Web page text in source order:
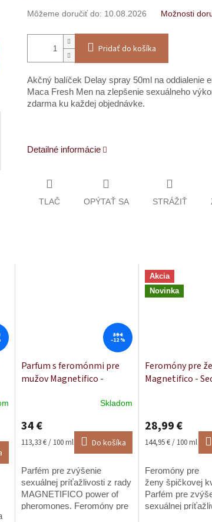
Môžeme doručiť do: 10.08.2026 Možnosti
Pridať do košíka
Akčný balíček Delay spray 50ml na oddialenie
Maca Fresh Men na zlepšenie sexuálneho
zdarma ku každej objednávke.
Detailné informácie
TLAČ OPÝTAŤ SA STRÁŽIŤ
39 €
–12 %
Parfum s feromónmi pre
mužov Magnetifico -
produktu
je
5
hviezdičiek.
Skladom
34 €
Jednotková
113,33 € / 100 ml Do košíka
Parfém pre zvýšenie
sexuálnej príťažlivosti z rady
MAGNETIFICO power of
pheromones. Feromóny pre
Akcia
Novinka
Feromóny pre
Magnetifico -
produktu
je
5,0
5
hviezdičiek.
28,99 €
Jednotková
144,95 € / 100 ml
Feromóny pre
ženy špičkovej
Parfém pre
sexuálnej